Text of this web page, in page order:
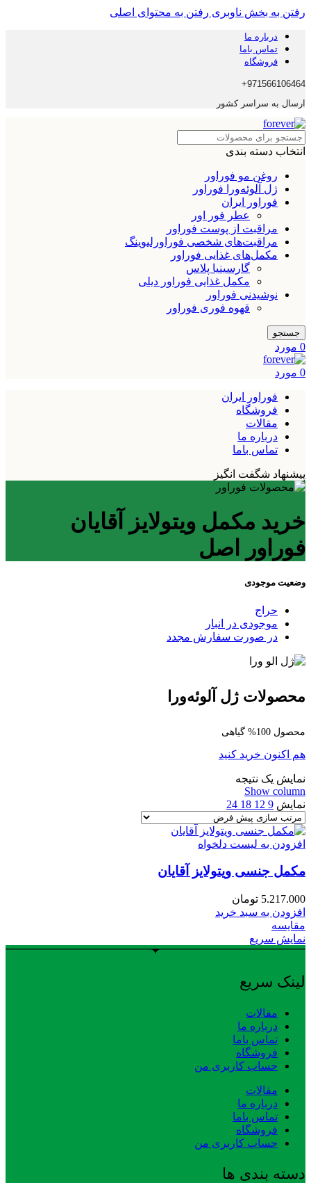
رفتن به بخش ناوبری رفتن به محتوای اصلی
درباره ما
تماس باما
فروشگاه
971566106464+
ارسال به سراسر کشور
انتخاب دسته بندی
روغن مو فوراور
ژل آلوئه‌ورا فوراور
فوراور ایران
عطر فور اور
مراقبت از پوست فوراور
مراقبت‌های شخصی فوراورلیوینگ
مکمل‌های غذایی فوراور
گارسینیا پلاس
مکمل غذایی فوراور دیلی
نوشیدنی فوراور
قهوه فوری فوراور
جستجو
0 مورد
0 مورد
فوراور ایران
فروشگاه
مقالات
درباره ما
تماس باما
پیشنهاد شگفت انگیز
خرید مکمل ویتولایز آقایان
فوراور اصل
وضعیت موجودی
حراج
موجودی در انبار
در صورت سفارش مجدد
محصولات ژل آلوئه‌ورا
محصول 100% گیاهی
هم اکنون خرید کنید
نمایش یک نتیجه
Show column
نمایش 9
12
18
24
افزودن به لیست دلخواه
مکمل جنسی ویتولایز آقایان
5.217.000 تومان
افزودن به سبد خرید
مقایسه
نمایش سریع
لینک سریع
مقالات
درباره ما
تماس باما
فروشگاه
حساب کاربری من
مقالات
درباره ما
تماس باما
فروشگاه
حساب کاربری من
دسته بندی ها